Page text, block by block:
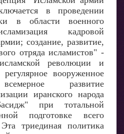
в проведении
в области военного
кадровой
создание, развитие,
отряда исламистов" -
революции и
вооруженное
развитие
иранского народа
при тотальной
подготовке всего
триединая политика